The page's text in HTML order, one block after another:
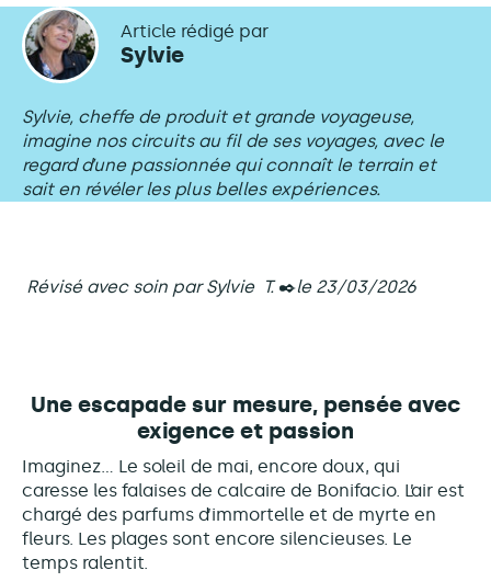
Article rédigé par
Sylvie
Sylvie, cheffe de produit et grande voyageuse,
imagine nos circuits au fil de ses voyages, avec le
regard d’une passionnée qui connaît le terrain et
sait en révéler les plus belles expériences.
Révisé avec soin par Sylvie T.✒️le 23/03/2026
Une escapade sur mesure, pensée avec
exigence et passion
Imaginez… Le soleil de mai, encore doux, qui
caresse les falaises de calcaire de Bonifacio. L’air est
chargé des parfums d’immortelle et de myrte en
fleurs. Les plages sont encore silencieuses. Le
temps ralentit.